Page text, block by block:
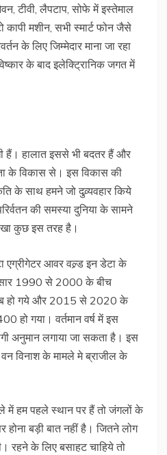
टीवी, लैपटाप, सोफे में इस्तेमाल
कापी मशीन, सभी स्मार्ट फोन जैसे
के लिए जिम्मेदार माना जा रहा
के बाद इलेक्ट्रिानिक जगत में
हैं। हालात इससे भी बदतर हैं और
के विकास से। इस विकास की
साथ हमने जो दुव्र्यवहार किये
की समस्या दुनिया के सामने
कुछ इस तरह है।
एग्रीगेटर आवर वल्र्ड इन डेटा के
1990 से 2000 के बीच
हो गये और 2015 से 2020 के
हो गया। वर्तमान वर्ष में इस
अनुमान लगाया जा सकता है। इस
वन विनाश के मामले मे ब्राजील के
हम पहले स्थान पर हैं तो जंगलों के
बड़ी बात नहीं है। जितने लोग
रहने के लिए बसाहट चाहिये तो